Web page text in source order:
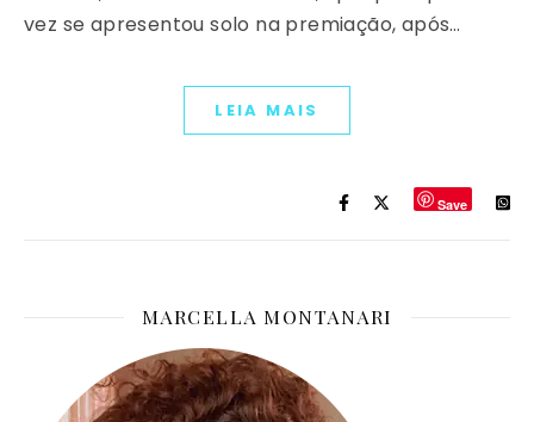
vez se apresentou solo na premiação, após…
LEIA MAIS
Save
MARCELLA MONTANARI